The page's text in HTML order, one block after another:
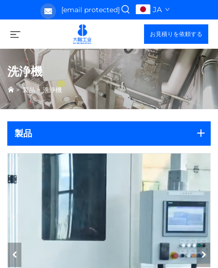
[email protected] JA
お見積りを依頼する
洗浄機
>製品>洗浄機
製品